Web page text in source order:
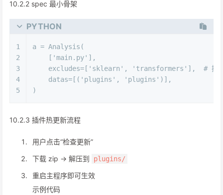
10.2.2 spec 最小骨架
PYTHON
1
2
3
4
5
a = Analysis(
    [
'main.py' ],
    excludes=[
'sklearn' , 'transformers' ], # 插
    datas=[(
'plugins' , 'plugins' )],
)
10.2.3 插件热更新流程
用户点击“检查更新”
下载 zip → 解压到
plugins/
重启主程序即可生效
示例代码